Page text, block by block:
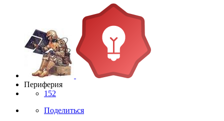
Периферия
152
Поделиться